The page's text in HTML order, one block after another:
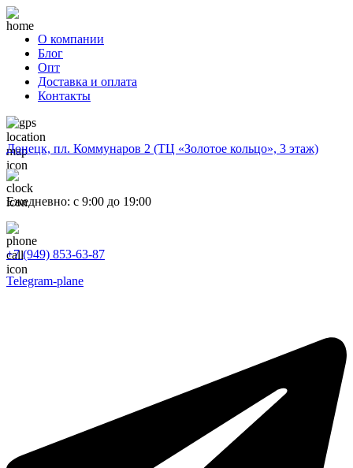
О компании
Блог
Опт
Доставка и оплата
Контакты
Донецк, пл. Коммунаров 2 (ТЦ «Золотое кольцо», 3 этаж)
Ежедневно: с 9:00 до 19:00
+7 (949) 853-63-87
Telegram-plane